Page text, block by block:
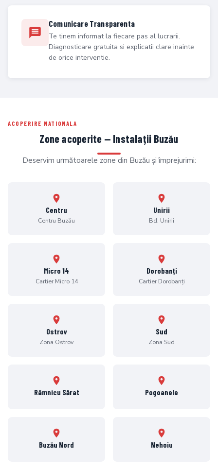
Comunicare Transparenta
Te tinem informat la fiecare pas al lucrarii.
Diagnosticare gratuita si explicatii clare inainte
de orice interventie.
ACOPERIRE NATIONALA
Zone acoperite — Instalații Buzău
Deservim următoarele zone din Buzău și împrejurimi:
Centru
Centru Buzău
Unirii
Bd. Unirii
Micro 14
Cartier Micro 14
Dorobanți
Cartier Dorobanți
Ostrov
Zona Ostrov
Sud
Zona Sud
Râmnicu Sărat Pogoanele
Buzău Nord Nehoiu